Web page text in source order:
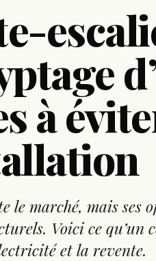
à
le marché, mais ses
Voici ce qu’un
et la revente.